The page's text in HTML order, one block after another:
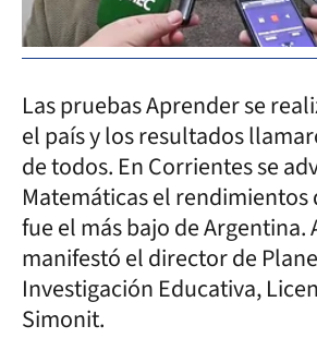
Las pruebas Aprender se
el país y los resultados
de todos. En Corrientes se
Matemáticas el rendimientos
fue el más bajo de Argentina.
manifestó el director de
Investigación Educativa,
Simonit.